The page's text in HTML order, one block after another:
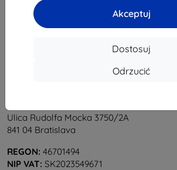
Akceptuj
Dostosuj
Odrzucić
Ulica Rudolfa Mocka 3750/2A
841 04 Bratislava
REGON: 46701494
NIP VAT: SK2023549671